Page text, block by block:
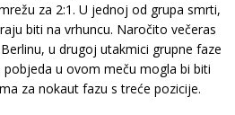
za 2:1. U jednoj od grupa smrti,
biti na vrhuncu. Naročito večeras
u drugoj utakmici grupne faze
u ovom meču mogla bi biti
za nokaut fazu s treće pozicije.